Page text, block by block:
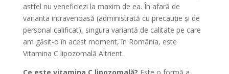
astfel nu veneficiezi la maxim de ea. În afară de
varianta intravenoasă (administrată cu precauție și de
personal calificat), singura variantă de calitate pe care
am găsit-o în acest moment, în România, este
Vitamina C lipozomală Altrient.